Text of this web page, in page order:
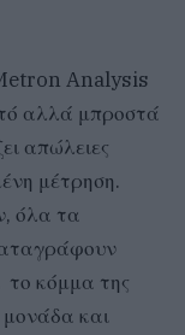
Analysis
αλλά μπροστά
απώλειες
μέτρηση.
όλα τα
το κόμμα της
μονάδα και